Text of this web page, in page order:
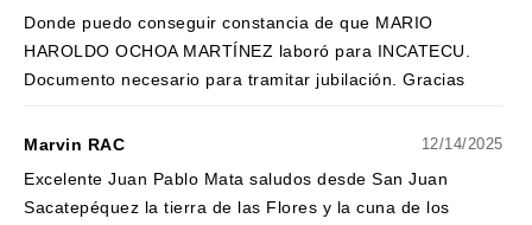
Donde puedo conseguir constancia de que MARIO
HAROLDO OCHOA MARTÍNEZ laboró para INCATECU.
Documento necesario para tramitar jubilación. Gracias
Marvin RAC 12/14/2025
Excelente Juan Pablo Mata saludos desde San Juan
Sacatepéquez la tierra de las Flores y la cuna de los